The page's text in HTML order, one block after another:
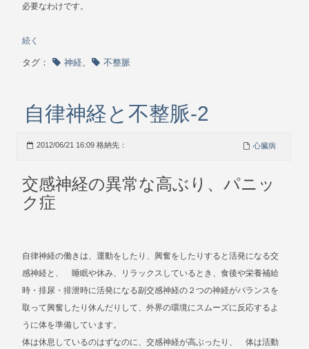
必要なわけです。
続く
タグ： 神経, 不整脈
自律神経と不整脈-2
2012/06/21 16:09 格納先： 心臓病
交感神経の異常な高ぶり、パニッ
ク症
自律神経の働きは、運動をしたり、興奮をしたりすると活発になる交
感神経と、 睡眠や休み、リラックスしているとき、食後や栄養補給
時・排尿・排泄時に活発になる副交感神経の２つの神経がバランスを
取って興奮したり休んだりして、外界の環境にスムーズに反応するよ
うに体を準備しています。
体は休息しているのはずなのに、交感神経が高ぶったり、 体は活動